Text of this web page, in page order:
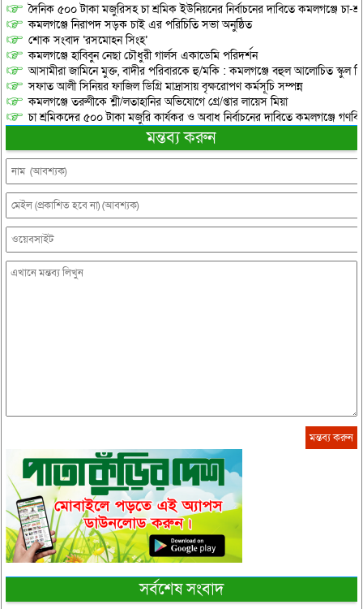
দৈনিক ৫০০ টাকা মজুরিসহ চা শ্রমিক ইউনিয়নের নির্বাচনের দাবিতে কমলগঞ্জে চা-
কমলগঞ্জে নিরাপদ সড়ক চাই এর পরিচিতি সভা অনুষ্ঠিত
শোক সংবাদ ‘রসমোহন সিংহ’
কমলগঞ্জে হাবিবুন নেছা চৌধুরী গার্লস একাডেমি পরিদর্শন
আসামীরা জামিনে মুক্ত, বাদীর পরিবারকে হু/মকি : কমলগঞ্জে বহুল আলোচিত স্কুল
সফাত আলী সিনিয়র ফাজিল ডিগ্রি মাদ্রাসায় বৃক্ষরোপণ কর্মসূচি সম্পন্ন
কমলগঞ্জে তরুণীকে শ্লী/লতাহানির অভিযোগে গ্রে/প্তার লায়েস মিয়া
চা শ্রমিকদের ৫০০ টাকা মজুরি কার্যকর ও অবাধ নির্বাচনের দাবিতে কমলগঞ্জে
মন্তব্য করুন
সর্বশেষ সংবাদ